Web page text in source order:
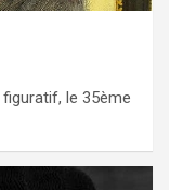
le 35ème